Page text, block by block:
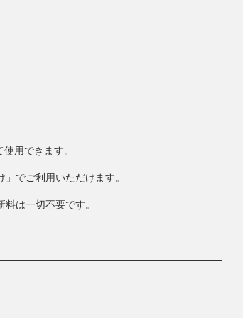
用できます。
でご利用いただけます。
は一切不要です。